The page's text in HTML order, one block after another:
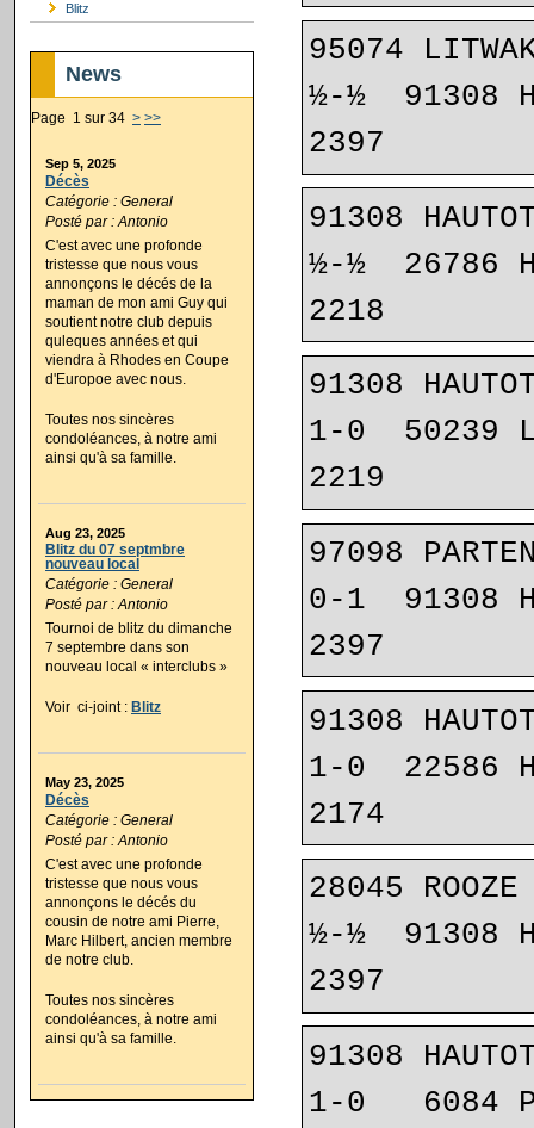
Blitz
News
Page 1 sur 34 > >>
Sep 5, 2025
Décès
Catégorie : General
Posté par : Antonio
C'est avec une profonde
tristesse que nous vous
annonçons le décés de la
maman de mon ami Guy qui
soutient notre club depuis
quleques années et qui
viendra à Rhodes en Coupe
d'Europoe avec nous.
Toutes nos sincères
condoléances, à notre ami
ainsi qu'à sa famille.
Aug 23, 2025
Blitz du 07 septmbre
nouveau local
Catégorie : General
Posté par : Antonio
Tournoi de blitz du dimanche
7 septembre dans son
nouveau local « interclubs »
Voir ci-joint : Blitz
May 23, 2025
Décès
Catégorie : General
Posté par : Antonio
C'est avec une profonde
tristesse que nous vous
annonçons le décés du
cousin de notre ami Pierre,
Marc Hilbert, ancien membre
de notre club.
Toutes nos sincères
condoléances, à notre ami
ainsi qu'à sa famille.
95074
½-½  91308
2397
91308
½-½  26786
2218
91308
1-0  50239
2219
97098
0-1  91308
2397
91308
1-0  22586
2174
28045
½-½  91308
2397
91308
1-0   6084